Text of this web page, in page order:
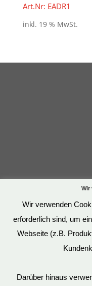
Art.Nr: EADR1
inkl. 19 % MwSt.
Wir
Wir verwenden
erforderlich sind, um
Webseite (z.B.
Darüber hinaus